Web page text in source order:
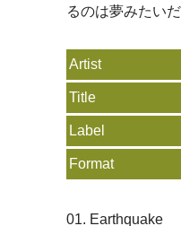
るのは夢みたい
Artist
Title
Label
Format
01. Earthquake